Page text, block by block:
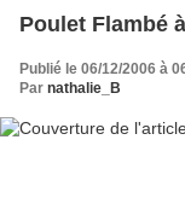
Poulet Flambé
Publié le 06/12/2006 à
Par nathalie_B